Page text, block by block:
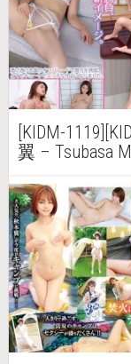
[KIDM-
翼 – Tsubasa